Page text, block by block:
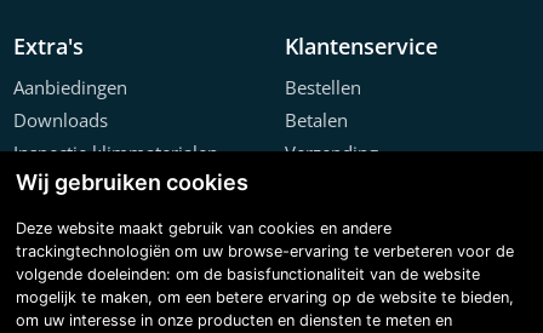
Extra's
Aanbiedingen
Downloads
Inspectie klimmaterialen
Offerte configurator
Projecten
Klantenservice
Bestellen
Betalen
Verzending
Klachten
Wij gebruiken cookies
Deze website maakt gebruik van cookies en andere
trackingtechnologiën om uw browse-ervaring te verbeteren voor de
volgende doeleinden: om de basisfunctionaliteit van de website
mogelijk te maken, om een betere ervaring op de website te bieden,
om uw interesse in onze producten en diensten te meten en